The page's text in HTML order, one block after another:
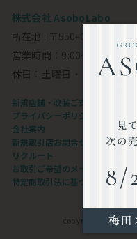
株式会社 AsoboLabo
所在地 : 〒550-0002 大阪
営業時間：9:00～18:00
休日：土曜日・日曜日・祝
新規店舗・改装ご支援します
プライバシーポリシー
会社案内
新規取引店お問合せフォーム
リクルート
お取引ご希望のメーカー様
特定商取引法に基づく表記